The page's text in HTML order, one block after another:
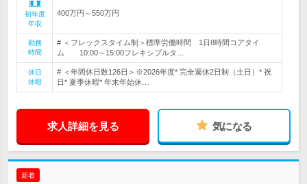
初年度
年収
400万円～550万円
勤務
時間
# ＜フレックスタイム制＞標準労働時間 1日8時間コアタイ
ム 10:00～15:00フレキシブルタ…
休日
休暇
# ＜年間休日数126日＞※2026年度* 完全週休2日制（土日）* 祝
日* 夏季休暇* 年末年始休…
求人詳細を見る 気になる
新着